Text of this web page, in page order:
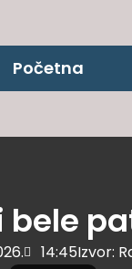
Početna
bele
14:45Izvor: